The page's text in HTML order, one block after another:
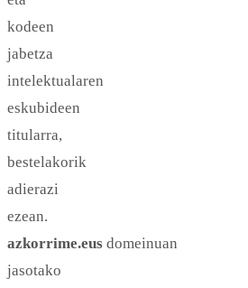
kodeen
jabetza
intelektualaren
eskubideen
titularra,
bestelakorik
adierazi
ezean.
azkorrime.eus domeinuan
jasotako